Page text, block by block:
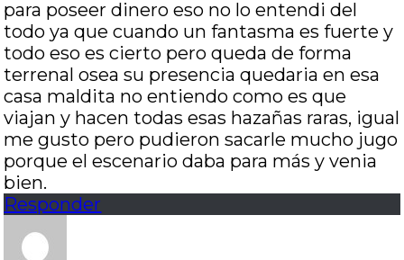
para poseer dinero eso no lo entendi del
todo ya que cuando un fantasma es fuerte y
todo eso es cierto pero queda de forma
terrenal osea su presencia quedaria en esa
casa maldita no entiendo como es que
viajan y hacen todas esas hazañas raras, igual
me gusto pero pudieron sacarle mucho jugo
porque el escenario daba para más y venia
bien.
Responder